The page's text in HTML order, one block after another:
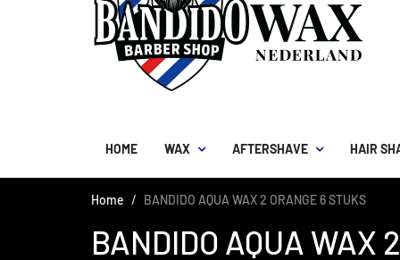
HOME WAX AFTERSHAVE HAIR
Home BANDIDO AQUA WAX 2 ORANGE 6 STUKS
BANDIDO AQUA WAX